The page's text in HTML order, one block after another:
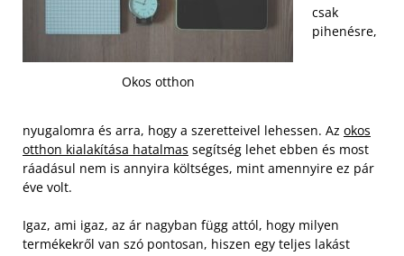
Okos otthon
csak
pihenésre,
nyugalomra és arra, hogy a szeretteivel lehessen. Az okos
otthon kialakítása hatalmas segítség lehet ebben és most
ráadásul nem is annyira költséges, mint amennyire ez pár
éve volt.
Igaz, ami igaz, az ár nagyban függ attól, hogy milyen
termékekről van szó pontosan, hiszen egy teljes lakást